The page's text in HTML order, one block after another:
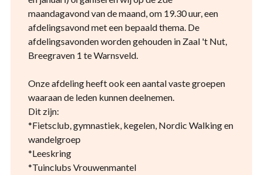
maandagavond van de maand, om 19.30 uur, een
afdelingsavond met een bepaald thema. De
afdelingsavonden worden gehouden in Zaal 't Nut,
Breegraven 1 te Warnsveld.
Onze afdeling heeft ook een aantal vaste groepen
waaraan de leden kunnen deelnemen.
Dit zijn:
*Fietsclub, gymnastiek, kegelen, Nordic Walking en
wandelgroep
*Leeskring
*Tuinclubs Vrouwenmantel